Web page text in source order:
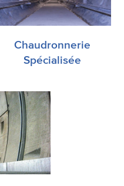
Chaudronnerie
Spécialisée